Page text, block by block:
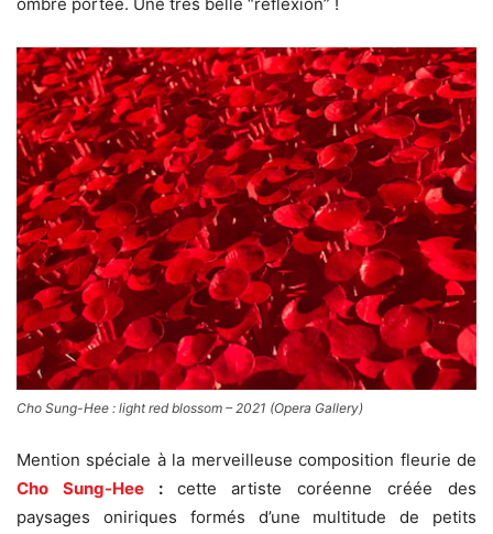
Cho Sung-Hee : light red blossom – 2021 (Opera Gallery)
Mention spéciale à la merveilleuse composition fleurie de
Cho Sung-Hee: cette artiste coréenne créée des
paysages oniriques formés d’une multitude de petits